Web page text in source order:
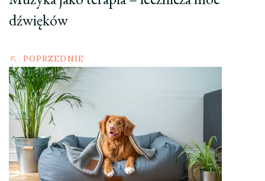
dźwięków
POPRZEDNIE